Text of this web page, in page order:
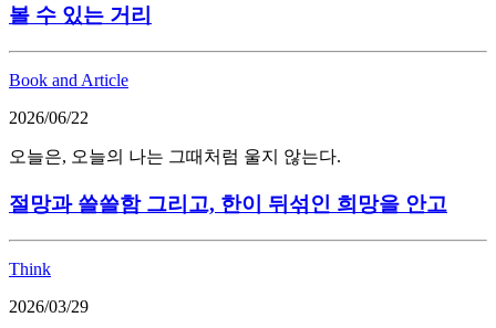
볼 수 있는 거리
Book and Article
2026/06/22
오늘은, 오늘의 나는 그때처럼 울지 않는다.
절망과 쓸쓸함 그리고, 한이 뒤섞인 희망을 안고
Think
2026/03/29